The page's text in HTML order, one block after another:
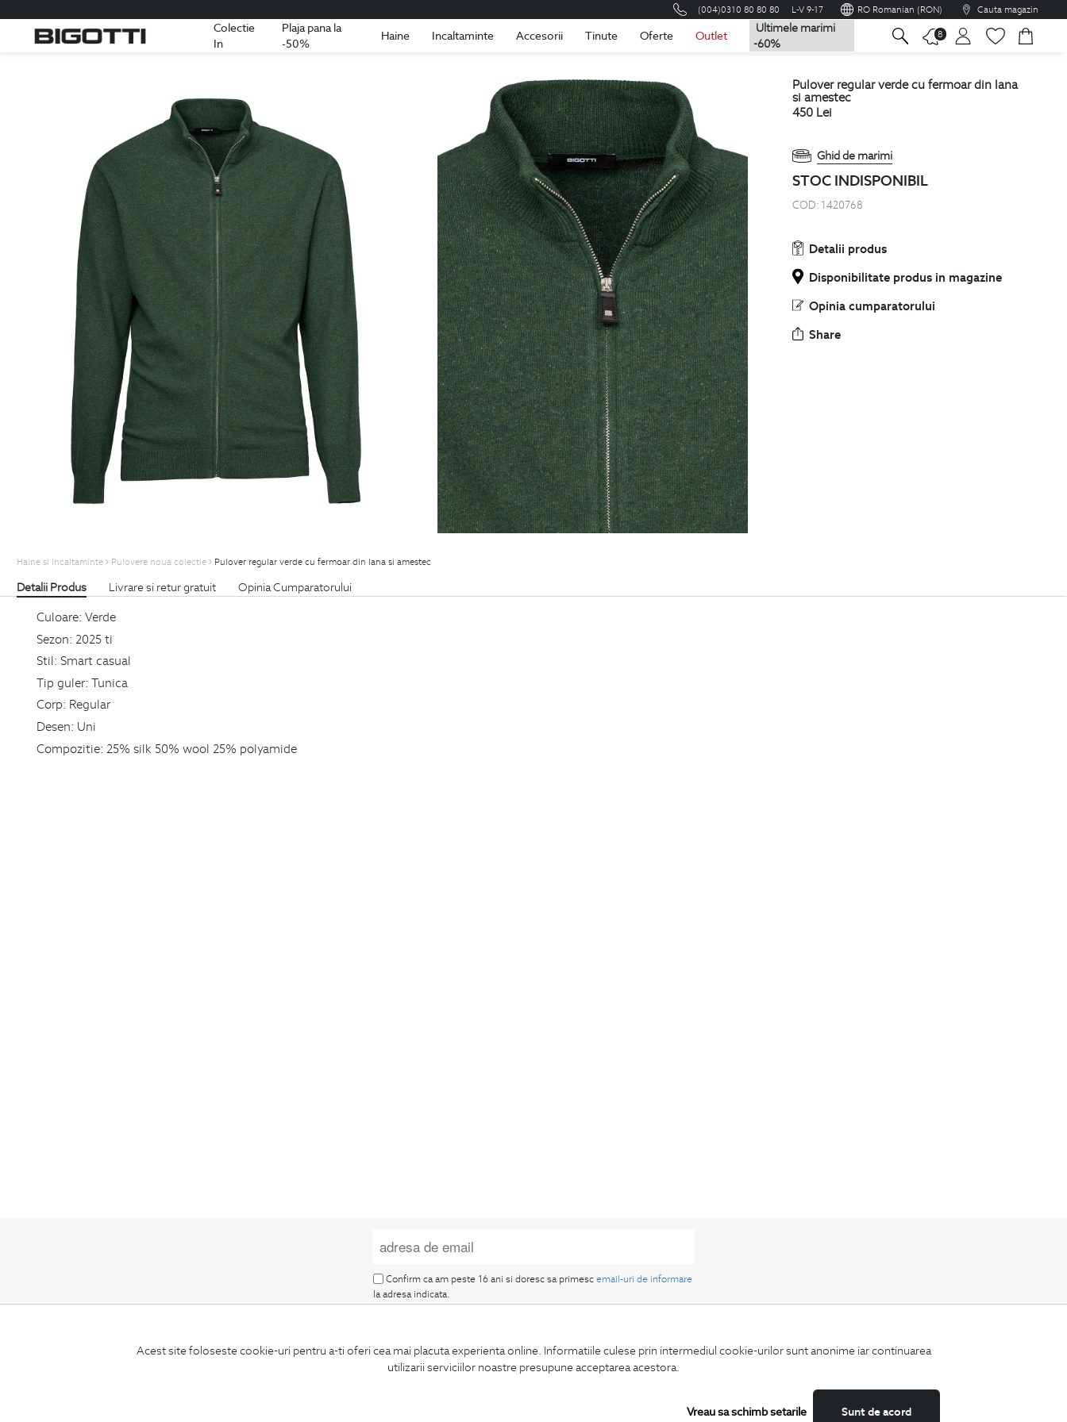
Acest site foloseste cookie-uri pentru a-ti oferi cea mai placuta experienta online. Informatiile culese prin intermediul cookie-urilor sunt anonime iar continuarea
utilizarii serviciilor noastre presupune acceptarea acestora.
Sunt de acord
Vreau sa schimb setarile
(004)0310 80 80 80 L-V 9-17 RO Romanian (RON) Cauta magazin
Colectie
In
Plaja pana la
-50%
Haine Incaltaminte Accesorii Tinute Oferte Outlet
Ultimele marimi
-60%
8
Romania Romana
pulover regular verde cu fermoar din lana
si amestec
450 Lei
Ghid de marimi
STOC INDISPONIBIL
COD: 1420768
Detalii produs
Disponibilitate produs in magazine
Opinia cumparatorului
Share
Haine si Incaltaminte Pulovere noua colectie Pulover regular verde cu fermoar din lana si amestec
Detalii Produs Livrare si retur gratuit Opinia Cumparatorului
Culoare: Verde
Sezon: 2025 ti
Stil: Smart casual
Tip guler: Tunica
Corp: Regular
Desen: Uni
Compozitie: 25% silk 50% wool 25% polyamide
ABONEAZA-TE
LA NEWSLETTER
Confirm ca am peste 16 ani si doresc sa primescemail-uri de informare
la adresa indicata.